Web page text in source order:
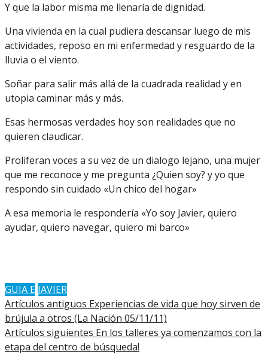
Y que la labor misma me llenaría de dignidad.
Una vivienda en la cual pudiera descansar luego de mis
actividades, reposo en mi enfermedad y resguardo de la
lluvia o el viento.
Soñar para salir más allá de la cuadrada realidad y en
utopia caminar más y más.
Esas hermosas verdades hoy son realidades que no
quieren claudicar.
Proliferan voces a su vez de un dialogo lejano, una mujer
que me reconoce y me pregunta ¿Quien soy? y yo que
respondo sin cuidado «Un chico del hogar»
A esa memoria le respondería «Yo soy Javier, quiero
ayudar, quiero navegar, quiero mi barco»
GUIA E JAVIER
Artículos antiguos Experiencias de vida que hoy sirven de
brújula a otros (La Nación 05/11/11)
Artículos siguientes En los talleres ya comenzamos con la
etapa del centro de búsqueda!